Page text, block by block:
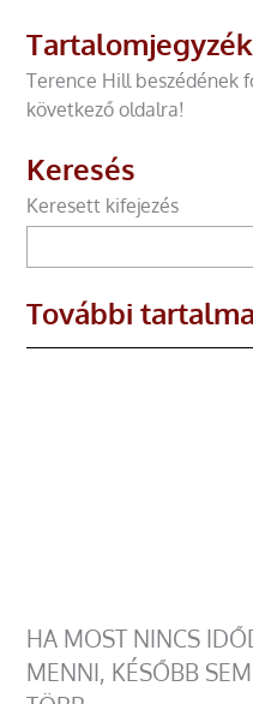
Tartalomjegyzék
Terence Hill beszédének
következő oldalra!
Keresés
Keresett kifejezés
További
HA MOST NINCS
MENNI, KÉSŐBB